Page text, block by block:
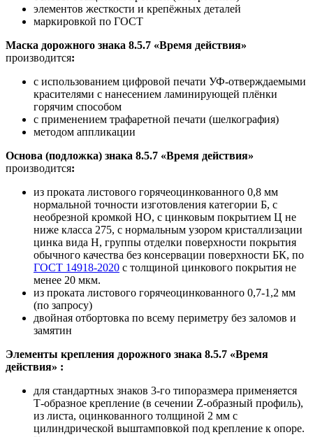
элементов жесткости и крепёжных деталей
маркировкой по ГОСТ
Маска дорожного знака 8.5.7 «Время действия»
производится:
с использованием цифровой печати УФ-отверждаемыми
красителями с нанесением ламинирующей плёнки
горячим способом
с применением трафаретной печати (шелкография)
методом аппликации
Основа (подложка) знака 8.5.7 «Время действия»
производится:
из проката листового горячеоцинкованного 0,8 мм
нормальной точности изготовления категории Б, с
необрезной кромкой НО, с цинковым покрытием Ц не
ниже класса 275, с нормальным узором кристаллизации
цинка вида Н, группы отделки поверхности покрытия
обычного качества без консервации поверхности БК, по
ГОСТ 14918-2020 с толщиной цинкового покрытия не
менее 20 мкм.
из проката листового горячеоцинкованного 0,7-1,2 мм
(по запросу)
двойная отбортовка по всему периметру без заломов и
замятин
Элементы крепления дорожного знака 8.5.7 «Время
действия» :
для стандартных знаков 3-го типоразмера применяется
Т-образное крепление (в сечении Z-образный профиль),
из листа, оцинкованного толщиной 2 мм с
цилиндрической выштамповкой под крепление к опоре.